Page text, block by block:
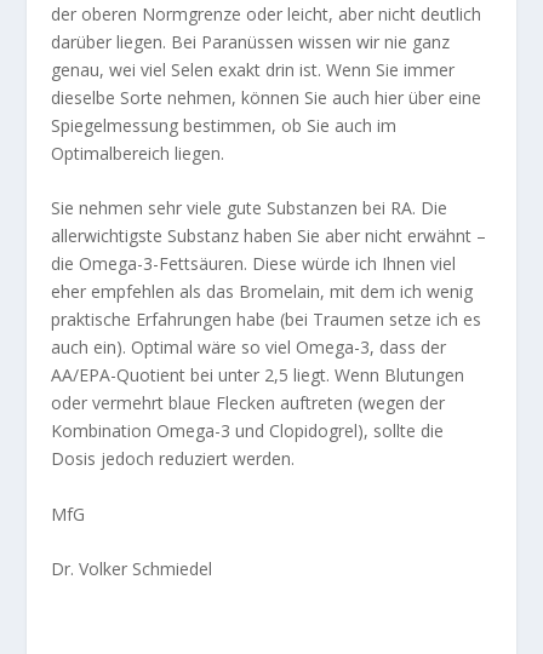
der oberen Normgrenze oder leicht, aber nicht deutlich
darüber liegen. Bei Paranüssen wissen wir nie ganz
genau, wei viel Selen exakt drin ist. Wenn Sie immer
dieselbe Sorte nehmen, können Sie auch hier über eine
Spiegelmessung bestimmen, ob Sie auch im
Optimalbereich liegen.
Sie nehmen sehr viele gute Substanzen bei RA. Die
allerwichtigste Substanz haben Sie aber nicht erwähnt –
die Omega-3-Fettsäuren. Diese würde ich Ihnen viel
eher empfehlen als das Bromelain, mit dem ich wenig
praktische Erfahrungen habe (bei Traumen setze ich es
auch ein). Optimal wäre so viel Omega-3, dass der
AA/EPA-Quotient bei unter 2,5 liegt. Wenn Blutungen
oder vermehrt blaue Flecken auftreten (wegen der
Kombination Omega-3 und Clopidogrel), sollte die
Dosis jedoch reduziert werden.
MfG
Dr. Volker Schmiedel